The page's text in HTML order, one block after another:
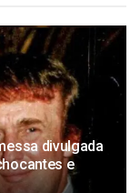
divulgada
e